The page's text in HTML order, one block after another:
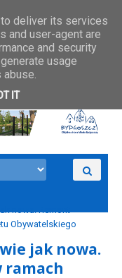
nowa. Remont
Obywatelskiego
jak nowa.
ramach
deliver its services
and user-agent are
and security
usage
IT